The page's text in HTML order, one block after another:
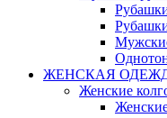
ЖЕНСКАЯ
Женские